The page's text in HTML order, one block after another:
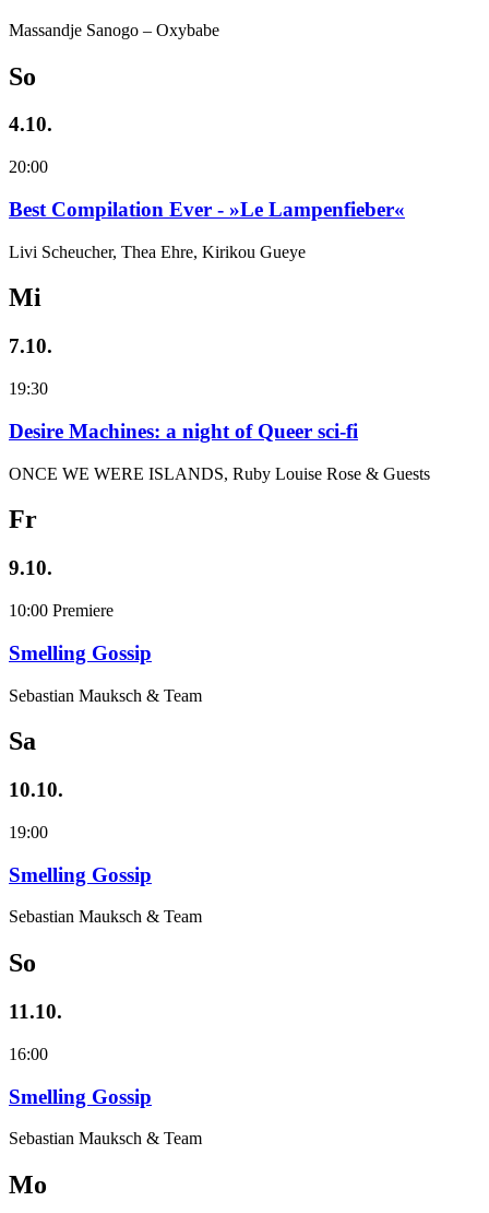
Massandje Sanogo – Oxybabe
So
4.10.
20:00
Best Compilation Ever - »Le Lampenfieber«
Livi Scheucher, Thea Ehre, Kirikou Gueye
Mi
7.10.
19:30
Desire Machines: a night of Queer sci-fi
ONCE WE WERE ISLANDS, Ruby Louise Rose & Guests
Fr
9.10.
10:00 Premiere
Smelling Gossip
Sebastian Mauksch & Team
Sa
10.10.
19:00
Smelling Gossip
Sebastian Mauksch & Team
So
11.10.
16:00
Smelling Gossip
Sebastian Mauksch & Team
Mo